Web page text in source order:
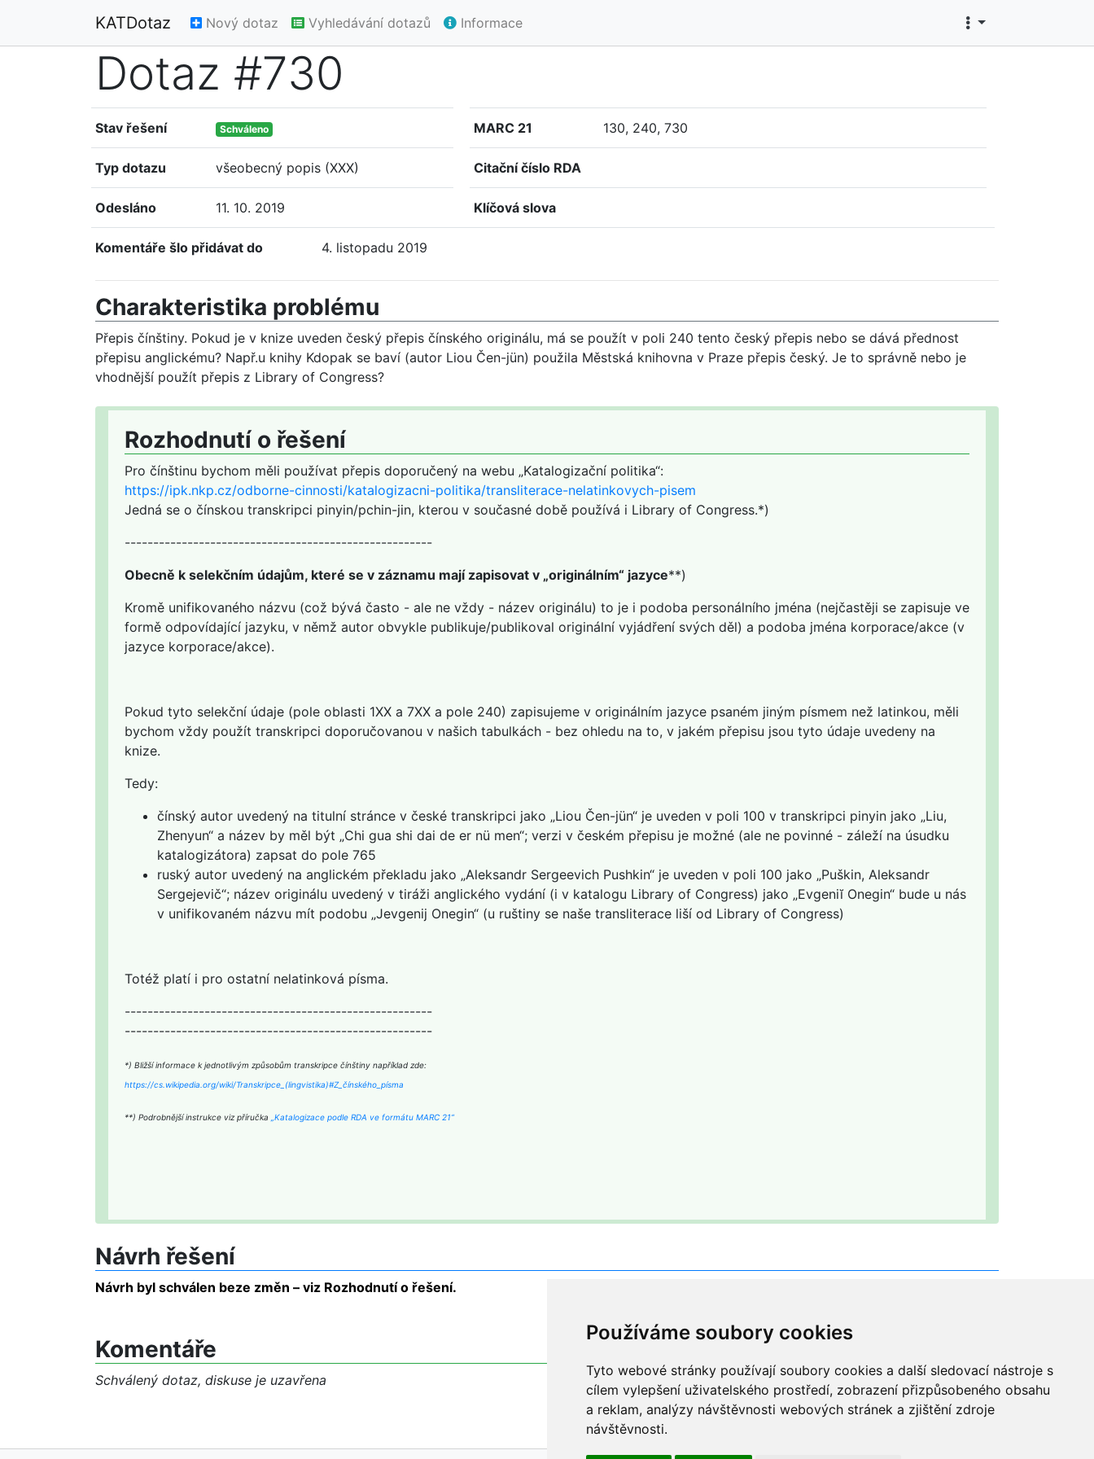
Používáme soubory cookies
Tyto webové stránky používají soubory cookies a další sledovací nástroje s
cílem vylepšení uživatelského prostředí, zobrazení přizpůsobeného obsahu
a reklam, analýzy návštěvnosti webových stránek a zjištění zdroje
návštěvnosti.
KATDotaz Nový dotaz Vyhledávání dotazů Informace
Dotaz #730
Stav řešení Schváleno
Typ dotazu všeobecný popis (XXX)
Odesláno 11. 10. 2019
MARC 21 130, 240, 730
Citační číslo RDA
Klíčová slova
Komentáře šlo přidávat do 4. listopadu 2019
Charakteristika problému
Přepis čínštiny. Pokud je v knize uveden český přepis čínského originálu, má se použít v poli 240 tento český přepis nebo se dává přednost
přepisu anglickému? Např.u knihy Kdopak se baví (autor Liou Čen-jün) použila Městská knihovna v Praze přepis český. Je to správně nebo je
vhodnější použít přepis z Library of Congress?
Rozhodnutí o řešení
Pro čínštinu bychom měli používat přepis doporučený na webu „Katalogizační politika“:
https://ipk.nkp.cz/odborne-cinnosti/katalogizacni-politika/transliterace-nelatinkovych-pisem
Jedná se o čínskou transkripci pinyin/pchin-jin, kterou v současné době používá i Library of Congress.*)
------------------------------------------------------
Obecně k selekčním údajům, které se v záznamu mají zapisovat v „originálním“ jazyce**)
Kromě unifikovaného názvu (což bývá často - ale ne vždy - název originálu) to je i podoba personálního jména (nejčastěji se zapisuje ve
formě odpovídající jazyku, v němž autor obvykle publikuje/publikoval originální vyjádření svých děl) a podoba jména korporace/akce (v
jazyce korporace/akce).
Pokud tyto selekční údaje (pole oblasti 1XX a 7XX a pole 240) zapisujeme v originálním jazyce psaném jiným písmem než latinkou, měli
bychom vždy použít transkripci doporučovanou v našich tabulkách - bez ohledu na to, v jakém přepisu jsou tyto údaje uvedeny na
knize.
Tedy:
čínský autor uvedený na titulní stránce v české transkripci jako „Liou Čen-jün“ je uveden v poli 100 v transkripci pinyin jako „Liu,
Zhenyun“ a název by měl být „Chi gua shi dai de er nü men“; verzi v českém přepisu je možné (ale ne povinné - záleží na úsudku
katalogizátora) zapsat do pole 765
ruský autor uvedený na anglickém překladu jako „Aleksandr Sergeevich Pushkin“ je uveden v poli 100 jako „Puškin, Aleksandr
Sergejevič“; název originálu uvedený v tiráži anglického vydání (i v katalogu Library of Congress) jako „Evgeniĭ Onegin“ bude u nás
v unifikovaném názvu mít podobu „Jevgenij Onegin“ (u ruštiny se naše transliterace liší od Library of Congress)
Totéž platí i pro ostatní nelatinková písma.
------------------------------------------------------
------------------------------------------------------
*) Bližší informace k jednotlivým způsobům transkripce čínštiny například zde:
https://cs.wikipedia.org/wiki/Transkripce_(lingvistika)#Z_čínského_písma
**) Podrobnější instrukce viz příručka „Katalogizace podle RDA ve formátu MARC 21“
Návrh řešení
Návrh byl schválen beze změn – viz Rozhodnutí o řešení.
Komentáře
Schválený dotaz, diskuse je uzavřena